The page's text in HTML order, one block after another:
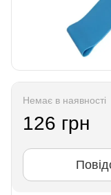
Немає в наявності
126 грн